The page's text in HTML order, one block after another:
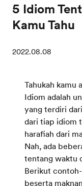
5 Idiom
Kamu Tahu
2022.08.08
Tahukah kamu
Idiom adalah
yang terdiri
dari tiap idiom
harafiah dari
Nah, ada
tentang waktu
Berikut
beserta